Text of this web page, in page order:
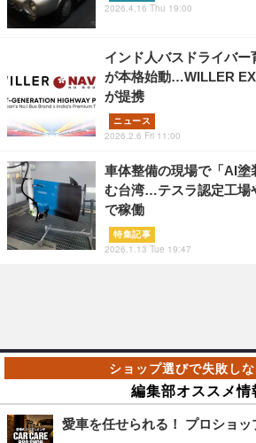
2026.4.16 Thu 19:00
インド人バスドライバー
が本格始動…WILLER
が提携
ニュース
2026.2.6 Fri 11:00
車体整備の現場で「AI塗
む台湾…テスラ認定工場
で稼働
特集記事
2026.1.13 Tue 19:47
編集部オススメ情
愛車を任せられる！ プロショッ